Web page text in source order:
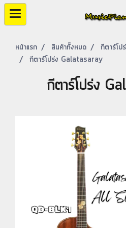
หน้าแรก สินค้าทั้งหมด
กีตาร์โป
กีตาร์โปร่ง Galatasaray
กีตาร์โปร่ง